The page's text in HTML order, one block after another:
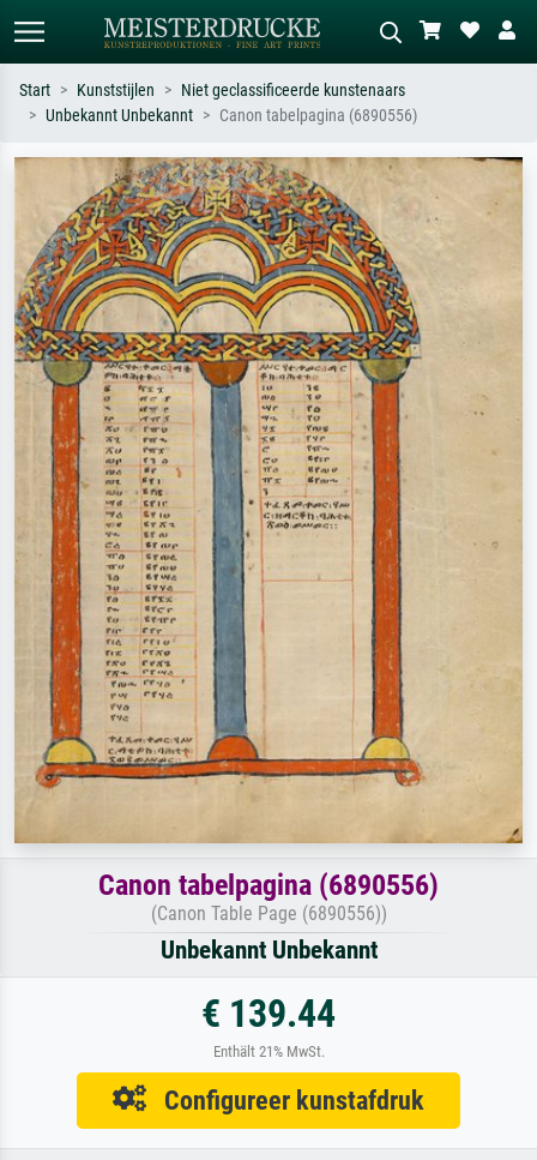
Zoek op kunstenaar, titel of stijl – bijv.
Monet, Sterrennacht, impressionisme,
Hokusai-golf, naakt.
Beschrijf de scène – bijv. groene
weide, abstract met veel rood, donker
olieverfschilderij, staand naakt naast
een boom.
Start Kunststijlen
Niet geclassificeerde kunstenaars
Unbekannt Unbekannt
Canon tabelpagina (6890556)
Canon tabelpagina (6890556)
(Canon Table Page (6890556))
Unbekannt Unbekannt
€ 139.44
Enthält 21% MwSt.
Configureer kunstafdruk